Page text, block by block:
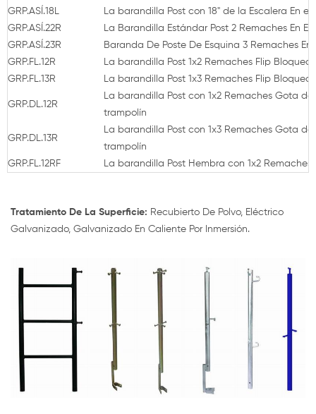
GRP.ASÍ.18L
La barandilla Post con 18" de la Escalera En
GRP.ASÍ.22R
La Barandilla Estándar Post 2 Remaches En
GRP.ASÍ.23R
Baranda De Poste De Esquina 3 Remaches En
GRP.FL.12R
La barandilla Post 1x2 Remaches Flip
GRP.FL.13R
La barandilla Post 1x3 Remaches Flip
GRP.DL.12R
La barandilla Post con 1x2 Remaches Gota
trampolín
GRP.DL.13R
La barandilla Post con 1x3 Remaches Gota
trampolín
GRP.FL.12RF
La barandilla Post Hembra con 1x2 Remaches
Tratamiento De La Superficie: Recubierto De Polvo, Eléctrico
Galvanizado, Galvanizado En Caliente Por Inmersión.